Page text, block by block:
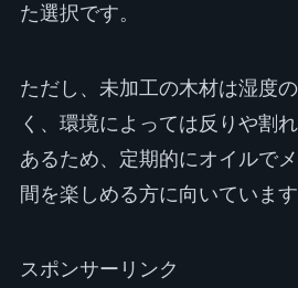
た選択です。
ただし、未加工の木材は湿度
く、環境によっては反りや割
あるため、定期的にオイルで
間を楽しめる方に向いています
スポンサーリンク